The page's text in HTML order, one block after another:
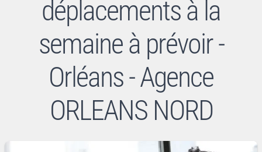
déplacements à la
semaine à prévoir -
Orléans - Agence
ORLEANS NORD